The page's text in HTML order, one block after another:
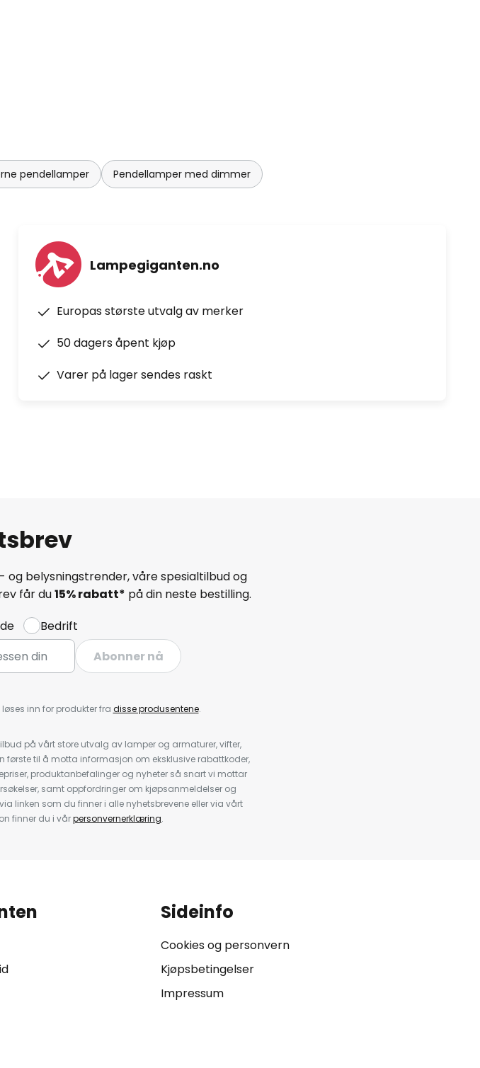
pendellamper Pendellamper med dimmer
Lampegiganten.no
Europas største utvalg av merker
50 dagers åpent kjøp
Varer på lager sendes raskt
belysningstrender, våre spesialtilbud og
får du15% rabatt* på din neste bestilling.
Bedrift
Abonner nå
løses inn for produkter fra disse produsentene.
på vårt store utvalg av lamper og armaturer, vifter,
til å motta informasjon om eksklusive rabattkoder,
produktanbefalinger og nyheter så snart vi mottar
samt oppfordringer om kjøpsanmeldelser og
linken som du finner i alle nyhetsbrevene eller via vårt
finner du i vårpersonvernerklæring.
Sideinfo
Cookies og personvern
Kjøpsbetingelser
Impressum